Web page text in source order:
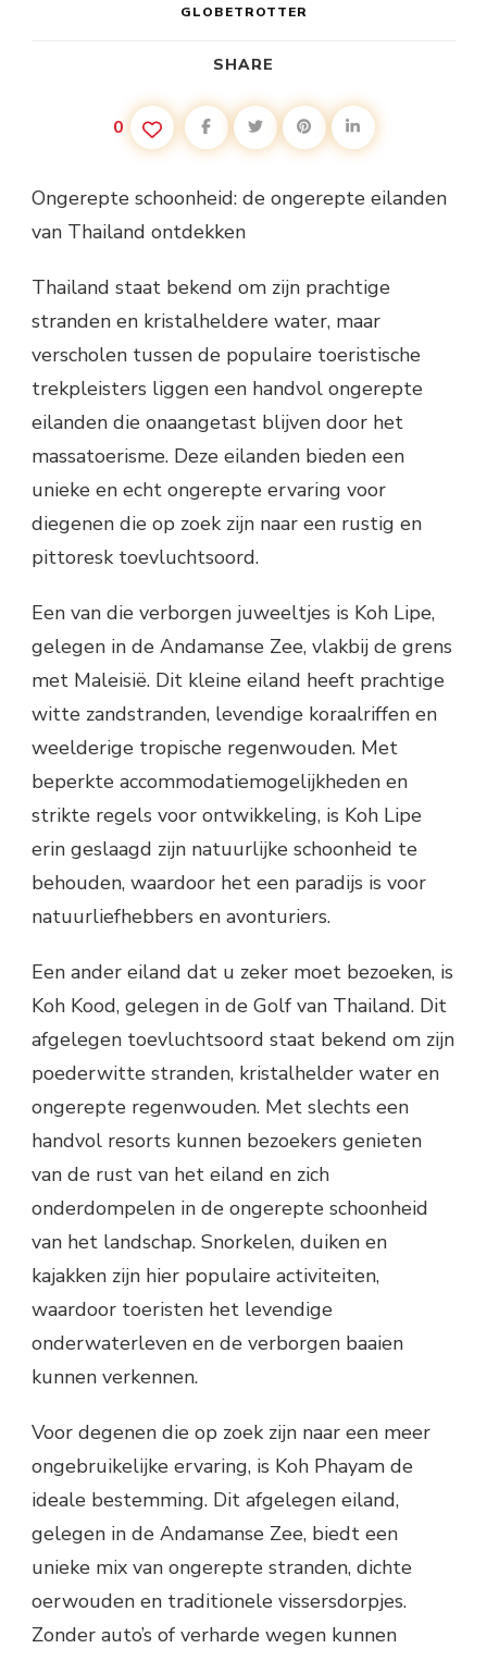
GLOBETROTTER
SHARE
0
Ongerepte schoonheid: de ongerepte eilanden
van Thailand ontdekken
Thailand staat bekend om zijn prachtige
stranden en kristalheldere water, maar
verscholen tussen de populaire toeristische
trekpleisters liggen een handvol ongerepte
eilanden die onaangetast blijven door het
massatoerisme. Deze eilanden bieden een
unieke en echt ongerepte ervaring voor
diegenen die op zoek zijn naar een rustig en
pittoresk toevluchtsoord.
Een van die verborgen juweeltjes is Koh Lipe,
gelegen in de Andamanse Zee, vlakbij de grens
met Maleisië. Dit kleine eiland heeft prachtige
witte zandstranden, levendige koraalriffen en
weelderige tropische regenwouden. Met
beperkte accommodatiemogelijkheden en
strikte regels voor ontwikkeling, is Koh Lipe
erin geslaagd zijn natuurlijke schoonheid te
behouden, waardoor het een paradijs is voor
natuurliefhebbers en avonturiers.
Een ander eiland dat u zeker moet bezoeken, is
Koh Kood, gelegen in de Golf van Thailand. Dit
afgelegen toevluchtsoord staat bekend om zijn
poederwitte stranden, kristalhelder water en
ongerepte regenwouden. Met slechts een
handvol resorts kunnen bezoekers genieten
van de rust van het eiland en zich
onderdompelen in de ongerepte schoonheid
van het landschap. Snorkelen, duiken en
kajakken zijn hier populaire activiteiten,
waardoor toeristen het levendige
onderwaterleven en de verborgen baaien
kunnen verkennen.
Voor degenen die op zoek zijn naar een meer
ongebruikelijke ervaring, is Koh Phayam de
ideale bestemming. Dit afgelegen eiland,
gelegen in de Andamanse Zee, biedt een
unieke mix van ongerepte stranden, dichte
oerwouden en traditionele vissersdorpjes.
Zonder auto’s of verharde wegen kunnen